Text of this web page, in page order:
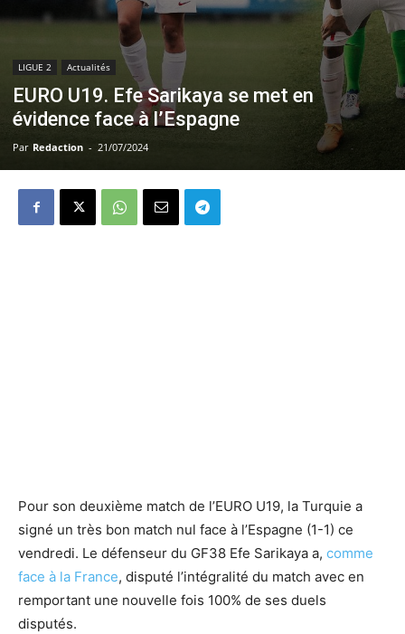
LIGUE 2 Actualités
EURO U19. Efe Sarikaya se met en
évidence face à l’Espagne
Par Redaction - 21/07/2024
Pour son deuxième match de l’EURO U19, la Turquie a
signé un très bon match nul face à l’Espagne (1-1) ce
vendredi. Le défenseur du GF38 Efe Sarikaya a, comme
face à la France, disputé l’intégralité du match avec en
remportant une nouvelle fois 100% de ses duels
disputés.